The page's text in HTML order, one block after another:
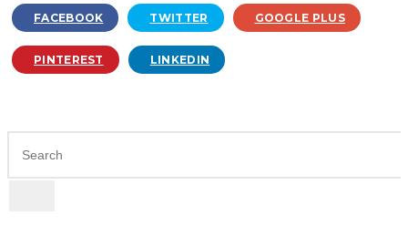
FACEBOOK TWITTER GOOGLE PLUS
PINTEREST LINKEDIN